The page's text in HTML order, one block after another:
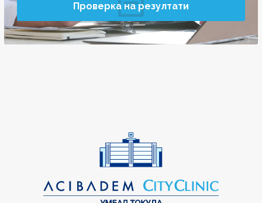
Проверка на резултати